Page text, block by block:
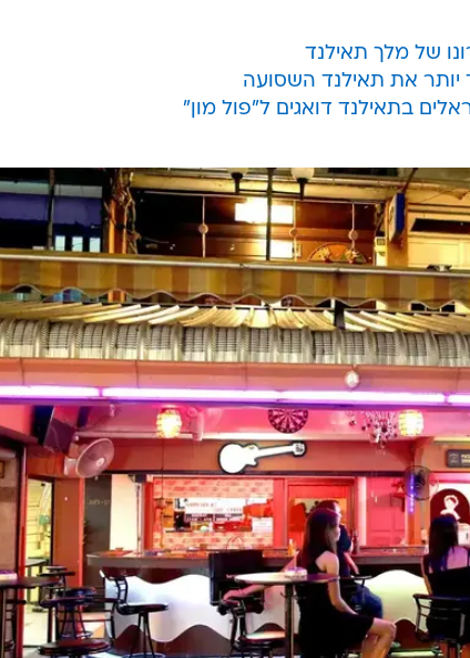
של מלך תאילנד
יותר את תאילנד השסועה
בתאילנד דואגים ל"פול מון"